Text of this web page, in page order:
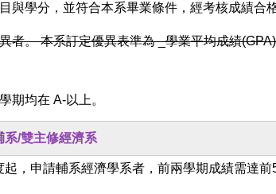
與學分，並符合本系畢業條件，經考核成績合格
者。 本系訂定優異表準為 _學業平均成績
期均在 A-以上。
系/雙主修經濟系
，申請輔系經濟學系者，前兩學期成績需達前